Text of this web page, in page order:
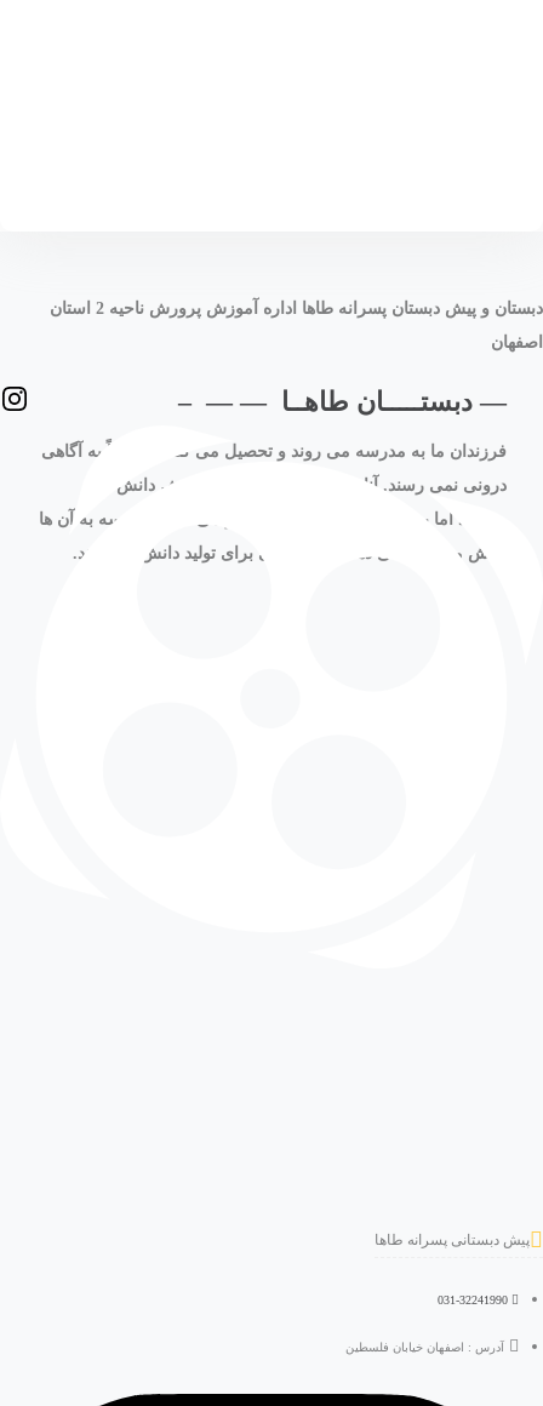
— دبستـــــان طاهــا — — –
فرزندان ما به مدرسه می روند و تحصیل می کنند اما غالباً به آگاهی
درونی نمی رسند. آنان همواره به اجبار به اندوزش دانش می
پردازند اما به کرات از پردازش دانش باز می مانند. مدرسه به آن ها
دانش مصرفی می دهد اما زمینه ای برای تولید دانش نمی دهد.
دبستان و پیش دبستان پسرانه طاها اداره آموزش پرورش ناحیه 2 استان
اصفهان
پیش دبستانی پسرانه طاها
031-32241990
آدرس : اصفهان خیابان فلسطین